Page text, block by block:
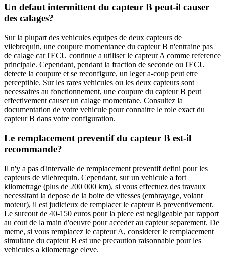
Un defaut intermittent du capteur B peut-il causer
des calages?
Sur la plupart des vehicules equipes de deux capteurs de
vilebrequin, une coupure momentanee du capteur B n'entraine pas
de calage car l'ECU continue a utiliser le capteur A comme reference
principale. Cependant, pendant la fraction de seconde ou l'ECU
detecte la coupure et se reconfigure, un leger a-coup peut etre
perceptible. Sur les rares vehicules ou les deux capteurs sont
necessaires au fonctionnement, une coupure du capteur B peut
effectivement causer un calage momentane. Consultez la
documentation de votre vehicule pour connaitre le role exact du
capteur B dans votre configuration.
Le remplacement preventif du capteur B est-il
recommande?
Il n'y a pas d'intervalle de remplacement preventif defini pour les
capteurs de vilebrequin. Cependant, sur un vehicule a fort
kilometrage (plus de 200 000 km), si vous effectuez des travaux
necessitant la depose de la boite de vitesses (embrayage, volant
moteur), il est judicieux de remplacer le capteur B preventivement.
Le surcout de 40-150 euros pour la piece est negligeable par rapport
au cout de la main d'oeuvre pour acceder au capteur separement. De
meme, si vous remplacez le capteur A, considerer le remplacement
simultane du capteur B est une precaution raisonnable pour les
vehicules a kilometrage eleve.